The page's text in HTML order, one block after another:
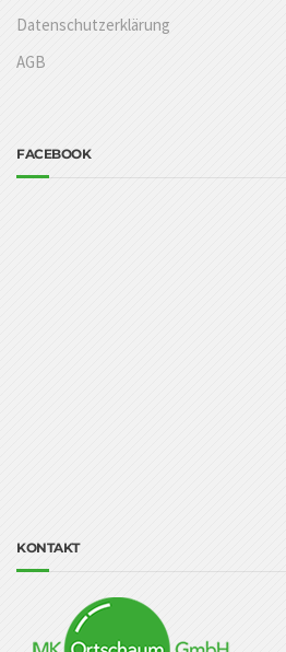
Datenschutzerklärung
AGB
FACEBOOK
KONTAKT